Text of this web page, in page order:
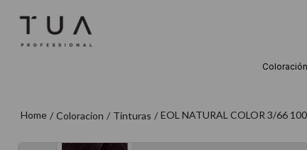
Coloración
Coloracion Tinturas EOL NATURAL COLOR 3/66